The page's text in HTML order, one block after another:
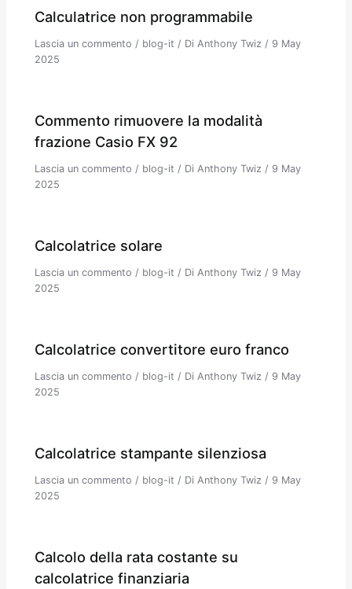
Calculatrice non programmabile
Lascia un commento / blog-it / Di Anthony Twiz / 9 May
2025
Commento rimuovere la modalità
frazione Casio FX 92
Lascia un commento / blog-it / DiAnthony Twiz/ 9 May
2025
Calcolatrice solare
Lascia un commento / blog-it / DiAnthony Twiz/ 9 May
2025
Calcolatrice convertitore euro franco
Lascia un commento / blog-it / DiAnthony Twiz/ 9 May
2025
Calcolatrice stampante silenziosa
Lascia un commento / blog-it / DiAnthony Twiz/ 9 May
2025
Calcolo della rata costante su
calcolatrice finanziaria